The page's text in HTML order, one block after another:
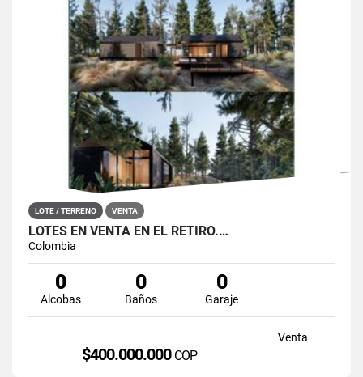
LOTE / TERRENO VENTA
LOTES EN VENTA EN EL RETIRO.…
Colombia
0
Alcobas
0
Baños
0
Garaje
Venta
$400.000.000 COP